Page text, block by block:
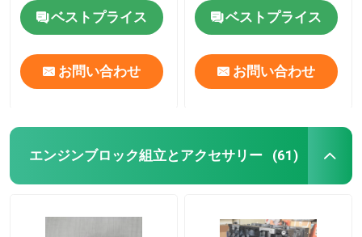
ベストプライス
お問い合わせ
ベストプライス
お問い合わせ
エンジンブロック組立とアクセサリー (61)